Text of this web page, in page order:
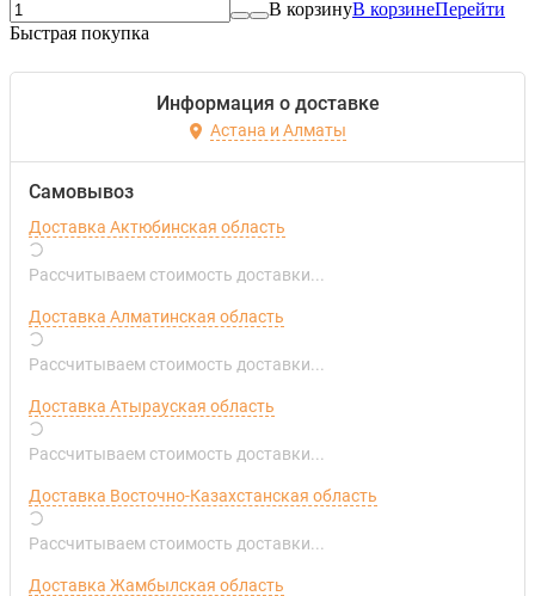
В корзинуВ корзинеПерейти
Быстрая покупка
Информация о доставке
Астана и Алматы
Самовывоз
Доставка Актюбинская область
Рассчитываем стоимость доставки...
Доставка Алматинская область
Рассчитываем стоимость доставки...
Доставка Атырауская область
Рассчитываем стоимость доставки...
Доставка Восточно-Казахстанская область
Рассчитываем стоимость доставки...
Доставка Жамбылская область